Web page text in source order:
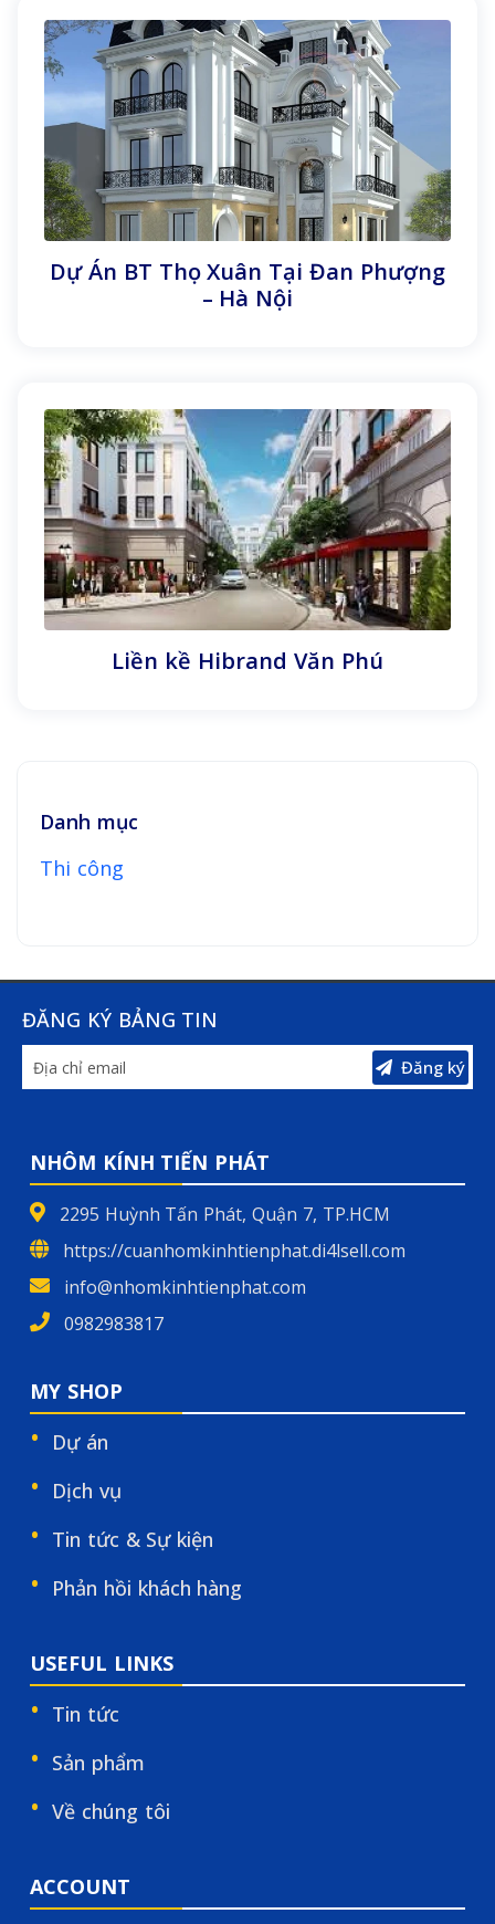
Dự Án BT Thọ Xuân Tại Đan Phượng
– Hà Nội
Liền kề Hibrand Văn Phú
Danh mục
Thi công
ĐĂNG KÝ BẢNG TIN
Đăng ký
NHÔM KÍNH TIẾN PHÁT
2295 Huỳnh Tấn Phát, Quận 7, TP.HCM
https://cuanhomkinhtienphat.di4lsell.com
info@nhomkinhtienphat.com
0982983817
MY SHOP
Dự án
Dịch vụ
Tin tức & Sự kiện
Phản hồi khách hàng
USEFUL LINKS
Tin tức
Sản phẩm
Về chúng tôi
ACCOUNT